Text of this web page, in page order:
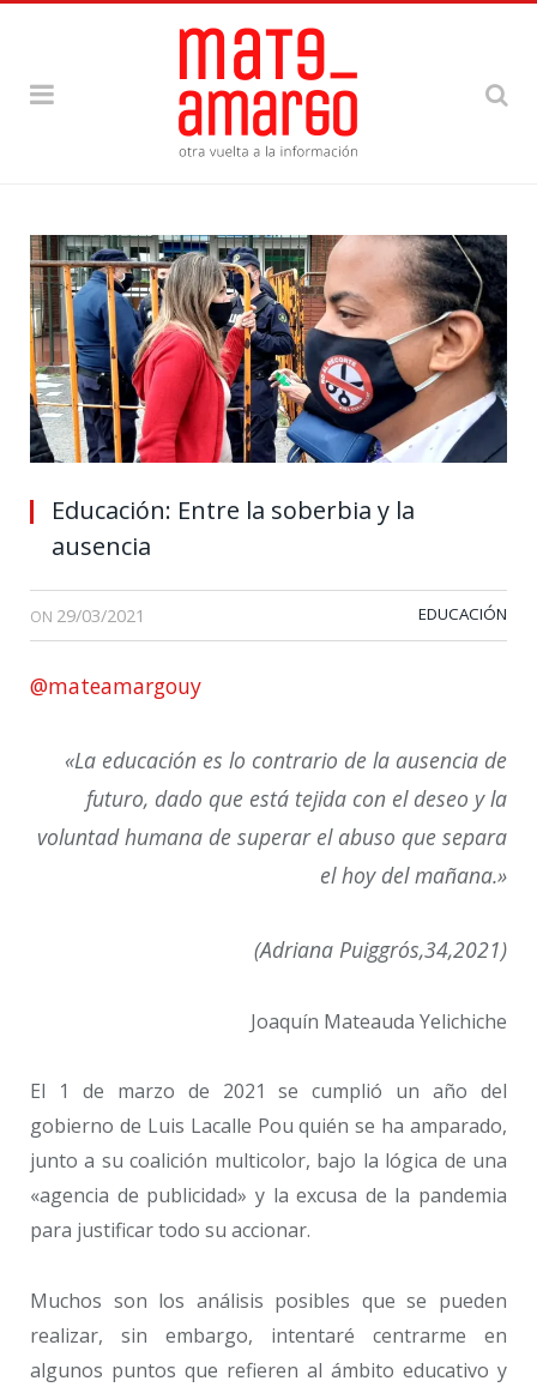
Educación: Entre la soberbia y la
ausencia
ON 29/03/2021 EDUCACIÓN
@mateamargouy
«La educación es lo contrario de la ausencia de
futuro, dado que está tejida con el deseo y la
voluntad humana de superar el abuso que separa
el hoy del mañana.»
(Adriana Puiggrós,34,2021)
Joaquín Mateauda Yelichiche
El 1 de marzo de 2021 se cumplió un año del
gobierno de Luis Lacalle Pou quién se ha amparado,
junto a su coalición multicolor, bajo la lógica de una
«agencia de publicidad» y la excusa de la pandemia
para justificar todo su accionar.
Muchos son los análisis posibles que se pueden
realizar, sin embargo, intentaré centrarme en
algunos puntos que refieren al ámbito educativo y